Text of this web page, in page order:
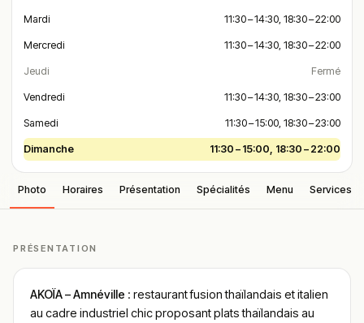
Mardi 11:30 – 14:30, 18:30 – 22:00
Mercredi 11:30 – 14:30, 18:30 – 22:00
Jeudi Fermé
Vendredi 11:30 – 14:30, 18:30 – 23:00
Samedi 11:30 – 15:00, 18:30 – 23:00
Dimanche 11:30 – 15:00, 18:30 – 22:00
Photo Horaires Présentation Spécialités Menu Services
PRÉSENTATION
AKOÏA – Amnéville : restaurant fusion thaïlandais et italien
au cadre industriel chic proposant plats thaïlandais au